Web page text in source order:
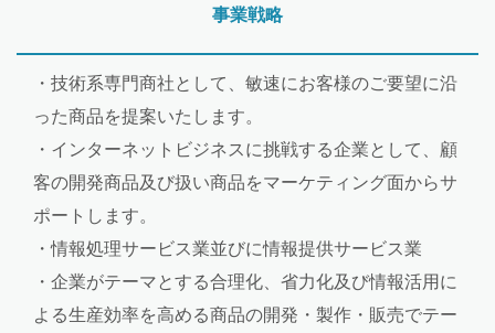
事業戦略
・技術系専門商社として、敏速にお客様のご要望に沿
った商品を提案いたします。
・インターネットビジネスに挑戦する企業として、顧
客の開発商品及び扱い商品をマーケティング面からサ
ポートします。
・情報処理サービス業並びに情報提供サービス業
・企業がテーマとする合理化、省力化及び情報活用に
よる生産効率を高める商品の開発・製作・販売でテー